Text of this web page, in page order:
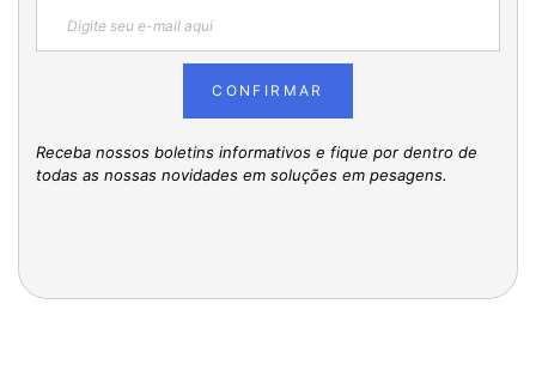
CONFIRMAR
Receba nossos boletins informativos e fique por dentro de
todas as nossas novidades em soluções em pesagens.